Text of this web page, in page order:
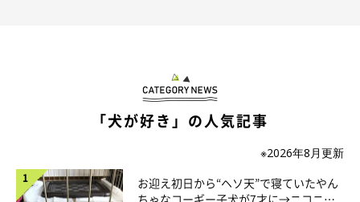
「犬が好き」の人気記事
※2026年8月更新
お迎え初日から“ヘソ天”で寝ていたやん